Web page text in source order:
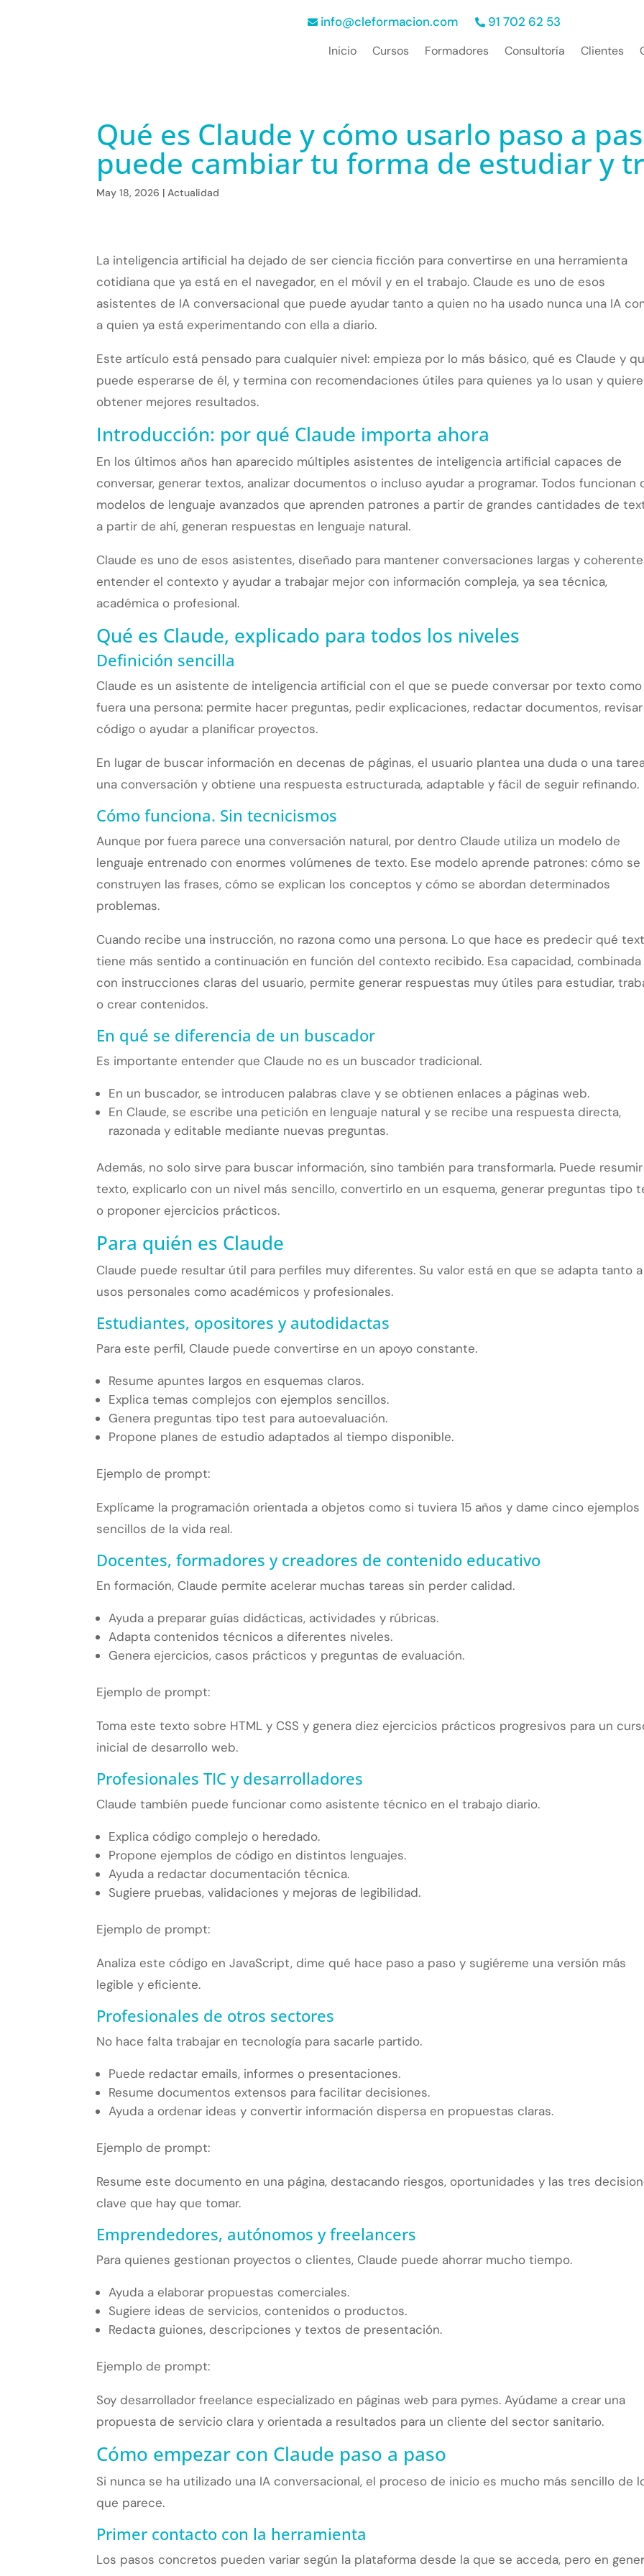
info@cleformacion.com 91 702 62 53
Inicio Cursos Formadores Consultoría Clientes
Qué es Claude y cómo usarlo paso a
puede cambiar tu forma de estudiar y
May 18, 2026 | Actualidad
La inteligencia artificial ha dejado de ser ciencia ficción para convertirse en una herramienta
cotidiana que ya está en el navegador, en el móvil y en el trabajo. Claude es uno de esos
asistentes de IA conversacional que puede ayudar tanto a quien no ha usado nunca una IA
a quien ya está experimentando con ella a diario.
Este artículo está pensado para cualquier nivel: empieza por lo más básico, qué es Claude y
puede esperarse de él, y termina con recomendaciones útiles para quienes ya lo usan y
obtener mejores resultados.
Introducción: por qué Claude importa ahora
En los últimos años han aparecido múltiples asistentes de inteligencia artificial capaces de
conversar, generar textos, analizar documentos o incluso ayudar a programar. Todos funcionan
modelos de lenguaje avanzados que aprenden patrones a partir de grandes cantidades de
a partir de ahí, generan respuestas en lenguaje natural.
Claude es uno de esos asistentes, diseñado para mantener conversaciones largas y
entender el contexto y ayudar a trabajar mejor con información compleja, ya sea técnica,
académica o profesional.
Qué es Claude, explicado para todos los niveles
Definición sencilla
Claude es un asistente de inteligencia artificial con el que se puede conversar por texto
fuera una persona: permite hacer preguntas, pedir explicaciones, redactar documentos, revisar
código o ayudar a planificar proyectos.
En lugar de buscar información en decenas de páginas, el usuario plantea una duda o una
una conversación y obtiene una respuesta estructurada, adaptable y fácil de seguir refinando.
Cómo funciona. Sin tecnicismos
Aunque por fuera parece una conversación natural, por dentro Claude utiliza un modelo de
lenguaje entrenado con enormes volúmenes de texto. Ese modelo aprende patrones: cómo se
construyen las frases, cómo se explican los conceptos y cómo se abordan determinados
problemas.
Cuando recibe una instrucción, no razona como una persona. Lo que hace es predecir qué
tiene más sentido a continuación en función del contexto recibido. Esa capacidad, combinada
con instrucciones claras del usuario, permite generar respuestas muy útiles para estudiar,
o crear contenidos.
En qué se diferencia de un buscador
Es importante entender que Claude no es un buscador tradicional.
En un buscador, se introducen palabras clave y se obtienen enlaces a páginas web.
En Claude, se escribe una petición en lenguaje natural y se recibe una respuesta directa,
razonada y editable mediante nuevas preguntas.
Además, no solo sirve para buscar información, sino también para transformarla. Puede
texto, explicarlo con un nivel más sencillo, convertirlo en un esquema, generar preguntas tipo
o proponer ejercicios prácticos.
Para quién es Claude
Claude puede resultar útil para perfiles muy diferentes. Su valor está en que se adapta tanto a
usos personales como académicos y profesionales.
Estudiantes, opositores y autodidactas
Para este perfil, Claude puede convertirse en un apoyo constante.
Resume apuntes largos en esquemas claros.
Explica temas complejos con ejemplos sencillos.
Genera preguntas tipo test para autoevaluación.
Propone planes de estudio adaptados al tiempo disponible.
Ejemplo de prompt:
Explícame la programación orientada a objetos como si tuviera 15 años y dame cinco ejemplos
sencillos de la vida real.
Docentes, formadores y creadores de contenido educativo
En formación, Claude permite acelerar muchas tareas sin perder calidad.
Ayuda a preparar guías didácticas, actividades y rúbricas.
Adapta contenidos técnicos a diferentes niveles.
Genera ejercicios, casos prácticos y preguntas de evaluación.
Ejemplo de prompt:
Toma este texto sobre HTML y CSS y genera diez ejercicios prácticos progresivos para un
inicial de desarrollo web.
Profesionales TIC y desarrolladores
Claude también puede funcionar como asistente técnico en el trabajo diario.
Explica código complejo o heredado.
Propone ejemplos de código en distintos lenguajes.
Ayuda a redactar documentación técnica.
Sugiere pruebas, validaciones y mejoras de legibilidad.
Ejemplo de prompt:
Analiza este código en JavaScript, dime qué hace paso a paso y sugiéreme una versión más
legible y eficiente.
Profesionales de otros sectores
No hace falta trabajar en tecnología para sacarle partido.
Puede redactar emails, informes o presentaciones.
Resume documentos extensos para facilitar decisiones.
Ayuda a ordenar ideas y convertir información dispersa en propuestas claras.
Ejemplo de prompt:
Resume este documento en una página, destacando riesgos, oportunidades y las tres
clave que hay que tomar.
Emprendedores, autónomos y freelancers
Para quienes gestionan proyectos o clientes, Claude puede ahorrar mucho tiempo.
Ayuda a elaborar propuestas comerciales.
Sugiere ideas de servicios, contenidos o productos.
Redacta guiones, descripciones y textos de presentación.
Ejemplo de prompt:
Soy desarrollador freelance especializado en páginas web para pymes. Ayúdame a crear una
propuesta de servicio clara y orientada a resultados para un cliente del sector sanitario.
Cómo empezar con Claude paso a paso
Si nunca se ha utilizado una IA conversacional, el proceso de inicio es mucho más sencillo de
que parece.
Primer contacto con la herramienta
Los pasos concretos pueden variar según la plataforma desde la que se acceda, pero en